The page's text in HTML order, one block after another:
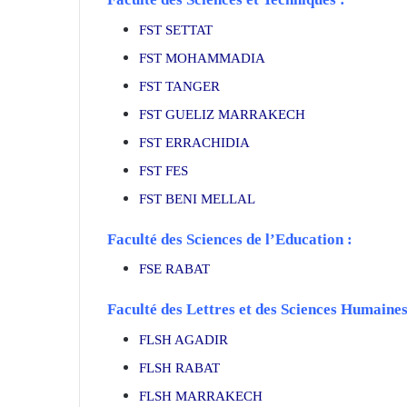
FST SETTAT
FST MOHAMMADIA
FST TANGER
FST GUELIZ MARRAKECH
FST ERRACHIDIA
FST FES
FST BENI MELLAL
Faculté des Sciences de l’Education :
FSE RABAT
Faculté des Lettres et des Sciences
FLSH AGADIR
FLSH RABAT
FLSH MARRAKECH